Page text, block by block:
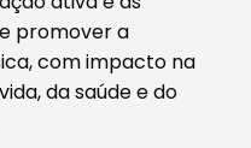
promover a
com impacto na
da saúde e do